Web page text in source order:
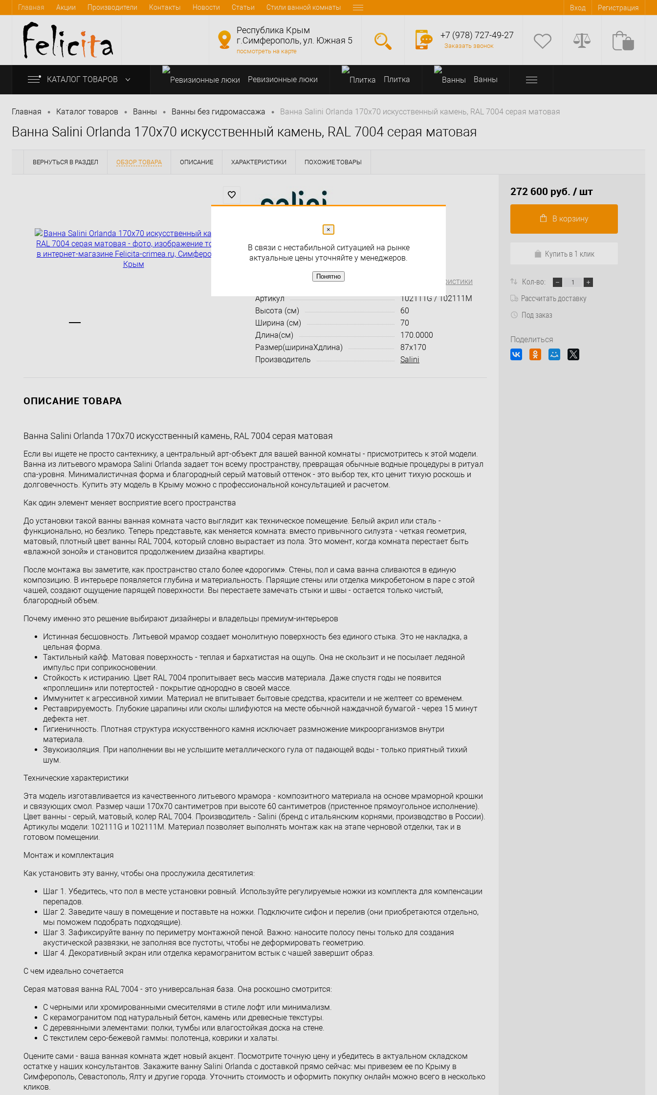
Главная Акции Производители Контакты Новости Статьи Стили ванной комнаты Вход Регистрация
info@felicita-crimea.ru
Республика Крым
г.Симферополь, ул. Южная 5
посмотреть на карте
+7 (978) 727-49-27
Заказать звонок
КАТАЛОГ ТОВАРОВ Ревизионные люки Плитка Bанны
Главная • Каталог товаров • Bанны • Ванны без гидромассажа • Ванна Salini Orlanda 170x70 искусственный камень, RAL 7004 серая матовая
Ванна Salini Orlanda 170x70 искусственный камень, RAL 7004 серая матовая
ВЕРНУТЬСЯ В РАЗДЕЛ ОБЗОР ТОВАРА ОПИСАНИЕ ХАРАКТЕРИСТИКИ ПОХОЖИЕ ТОВАРЫ
Раздел Ванны без гидромассажа
Характеристики:
Все характеристики
Артикул
102111G / 102111M
Высота (см)
60
Ширина (см)
70
Длина(см)
170.0000
Размер(ширинаXдлина)
87x170
Производитель
Salini
ОПИСАНИЕ ТОВАРА
Ванна Salini Orlanda 170x70 искусственный камень, RAL 7004 серая матовая
Если вы ищете не просто сантехнику, а центральный арт-объект для вашей ванной комнаты - присмотритесь к этой модели.
Ванна из литьевого мрамора Salini Orlanda задает тон всему пространству, превращая обычные водные процедуры в ритуал
спа-уровня. Минималистичная форма и благородный серый матовый оттенок - это выбор тех, кто ценит тихую роскошь и
долговечность. Купить эту модель в Крыму можно с профессиональной консультацией и расчетом.
Как один элемент меняет восприятие всего пространства
До установки такой ванны ванная комната часто выглядит как техническое помещение. Белый акрил или сталь -
функционально, но безлико. Теперь представьте, как меняется комната: вместо привычного силуэта - четкая геометрия,
матовый, плотный цвет ванны RAL 7004, который словно вырастает из пола. Это момент, когда комната перестает быть
«влажной зоной» и становится продолжением дизайна квартиры.
После монтажа вы заметите, как пространство стало более «дорогим». Стены, пол и сама ванна сливаются в единую
композицию. В интерьере появляется глубина и материальность. Парящие стены или отделка микробетоном в паре с этой
чашей, создают ощущение парящей поверхности. Вы перестаете замечать стыки и швы - остается только чистый,
благородный объем.
Почему именно это решение выбирают дизайнеры и владельцы премиум-интерьеров
Истинная бесшовность. Литьевой мрамор создает монолитную поверхность без единого стыка. Это не накладка, а
цельная форма.
Тактильный кайф. Матовая поверхность - теплая и бархатистая на ощупь. Она не скользит и не посылает ледяной
импульс при соприкосновении.
Стойкость к истиранию. Цвет RAL 7004 пропитывает весь массив материала. Даже спустя годы не появится
«проплешин» или потертостей - покрытие однородно в своей массе.
Иммунитет к агрессивной химии. Материал не впитывает бытовые средства, красители и не желтеет со временем.
Реставрируемость. Глубокие царапины или сколы шлифуются на месте обычной наждачной бумагой - через 15 минут
дефекта нет.
Гигиеничность. Плотная структура искусственного камня исключает размножение микроорганизмов внутри
материала.
Звукоизоляция. При наполнении вы не услышите металлического гула от падающей воды - только приятный тихий
шум.
Технические характеристики
Эта модель изготавливается из качественного литьевого мрамора - композитного материала на основе мраморной крошки
и связующих смол. Размер чаши 170x70 сантиметров при высоте 60 сантиметров (пристенное прямоугольное исполнение).
Цвет ванны - серый, матовый, колер RAL 7004. Производитель - Salini (бренд с итальянским корнями, производство в России).
Артикулы модели: 102111G и 102111M. Материал позволяет выполнять монтаж как на этапе черновой отделки, так и в
готовом помещении.
Монтаж и комплектация
Как установить эту ванну, чтобы она прослужила десятилетия:
Шаг 1. Убедитесь, что пол в месте установки ровный. Используйте регулируемые ножки из комплекта для компенсации
перепадов.
Шаг 2. Заведите чашу в помещение и поставьте на ножки. Подключите сифон и перелив (они приобретаются отдельно,
мы поможем подобрать подходящие).
Шаг 3. Зафиксируйте ванну по периметру монтажной пеной. Важно: наносите полосу пены только для создания
акустической развязки, не заполняя все пустоты, чтобы не деформировать геометрию.
Шаг 4. Декоративный экран или отделка керамогранитом встык с чашей завершит образ.
С чем идеально сочетается
Серая матовая ванна RAL 7004 - это универсальная база. Она роскошно смотрится:
С черными или хромированными смесителями в стиле лофт или минимализм.
С керамогранитом под натуральный бетон, камень или древесные текстуры.
С деревянными элементами: полки, тумбы или влагостойкая доска на стене.
С текстилем серо-бежевой гаммы: полотенца, коврики и халаты.
Оцените сами - ваша ванная комната ждет новый акцент. Посмотрите точную цену и убедитесь в актуальном складском
остатке у наших консультантов. Закажите ванну Salini Orlanda с доставкой прямо сейчас: мы привезем ее по Крыму в
Симферополь, Севастополь, Ялту и другие города. Уточнить стоимость и оформить покупку онлайн можно всего в несколько
кликов.
272 600 руб. / шт
В корзину
Купить в 1 клик
Кол-во:
Рассчитать доставку
Под заказ
Поделиться
×
В связи с нестабильной ситуацией на рынке
актуальные цены уточняйте у менеджеров.
Понятно